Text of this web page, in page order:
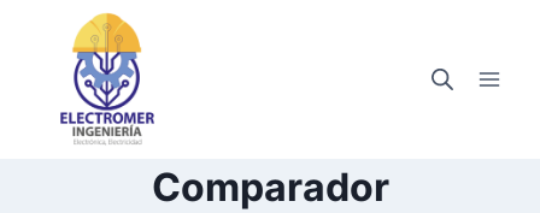
contenido
Comparador